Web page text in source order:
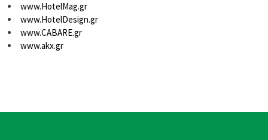
www.HotelMag.gr
www.HotelDesign.gr
www.CABARE.gr
www.akx.gr